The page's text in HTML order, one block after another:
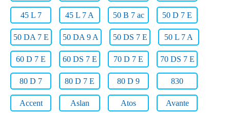
45 L 7 45 L 7 A 50 B 7 ac 50 D 7 E
50 DA 7 E 50 DA 9 A 50 DS 7 E 50 L 7 A
60 D 7 E 60 DS 7 E 70 D 7 E 70 DS 7 E
80 D 7 80 D 7 E 80 D 9 830
Accent Aslan Atos Avante